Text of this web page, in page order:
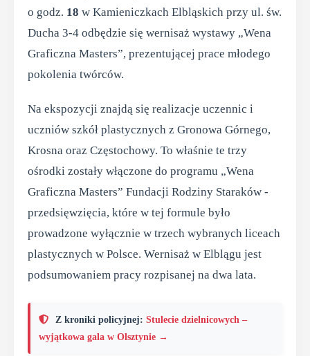
o godz. 18 w Kamieniczkach Elbląskich przy ul. św.
Ducha 3-4 odbędzie się wernisaż wystawy „Wena
Graficzna Masters”, prezentującej prace młodego
pokolenia twórców.
Na ekspozycji znajdą się realizacje uczennic i
uczniów szkół plastycznych z Gronowa Górnego,
Krosna oraz Częstochowy. To właśnie te trzy
ośrodki zostały włączone do programu „Wena
Graficzna Masters” Fundacji Rodziny Staraków -
przedsięwzięcia, które w tej formule było
prowadzone wyłącznie w trzech wybranych liceach
plastycznych w Polsce. Wernisaż w Elblągu jest
podsumowaniem pracy rozpisanej na dwa lata.
Z kroniki policyjnej: Stulecie dzielnicowych –
wyjątkowa gala w Olsztynie →